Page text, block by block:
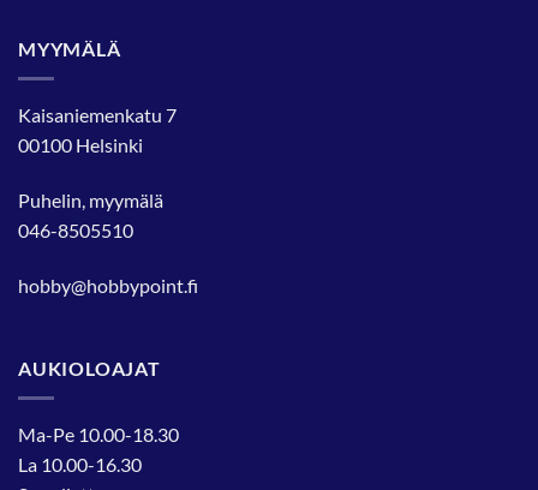
MYYMÄLÄ
Kaisaniemenkatu 7
00100 Helsinki
Puhelin, myymälä
046-8505510
hobby@hobbypoint.fi
AUKIOLOAJAT
Ma-Pe 10.00-18.30
La 10.00-16.30